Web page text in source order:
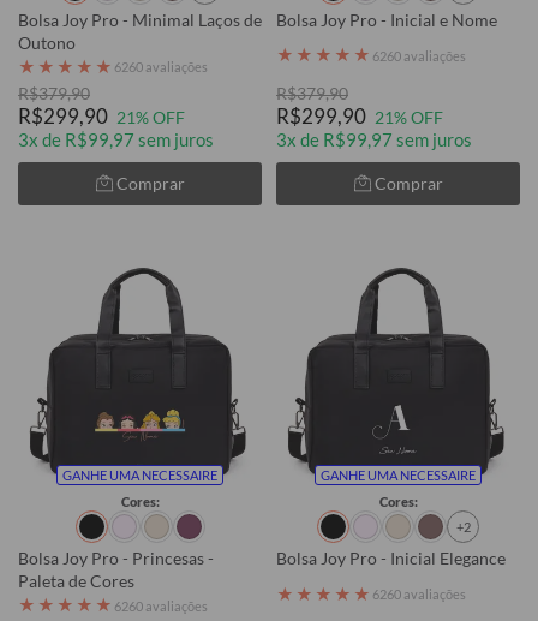
Bolsa Joy Pro - Minimal Laços de
Outono
★ ★ ★ ★ ★ 6260 avaliações
R$379,90
R$299,90 21% OFF
3x de R$99,97 sem juros
Comprar
Bolsa Joy Pro - Inicial e Nome
★ ★ ★ ★ ★ 6260 avaliações
R$379,90
R$299,90 21% OFF
3x de R$99,97 sem juros
Comprar
GANHE UMA NECESSAIRE
Cores:
Bolsa Joy Pro - Princesas -
Paleta de Cores
★ ★ ★ ★ ★ 6260 avaliações
GANHE UMA NECESSAIRE
Cores:
+2
Bolsa Joy Pro - Inicial Elegance
★ ★ ★ ★ ★ 6260 avaliações